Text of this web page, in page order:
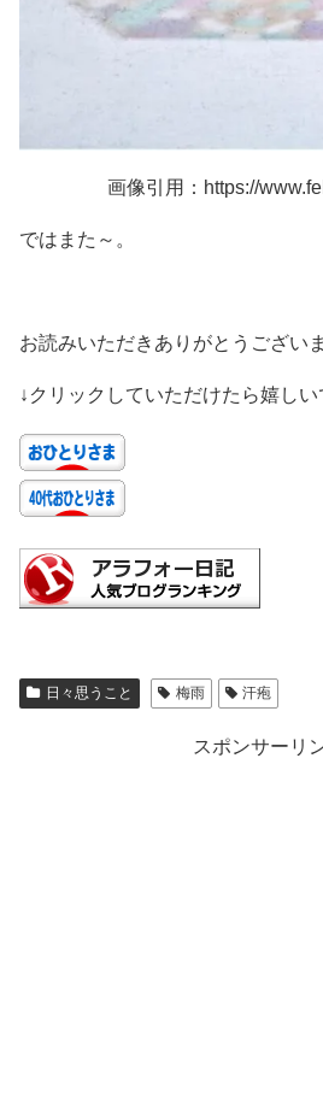
画像引用：https://
ではまた～。
お読みいただきありがとうございま
↓クリックしていただけたら嬉し
日々思うこと 梅雨 汗疱
スポンサーリ